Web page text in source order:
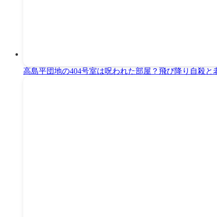
高島平団地の404号室は呪われた部屋？飛び降り自殺と